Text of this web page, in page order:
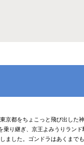
京都をちょこっと飛び出した
り継ぎ、京王よみうりラン
ました。ゴンドラはあくまで